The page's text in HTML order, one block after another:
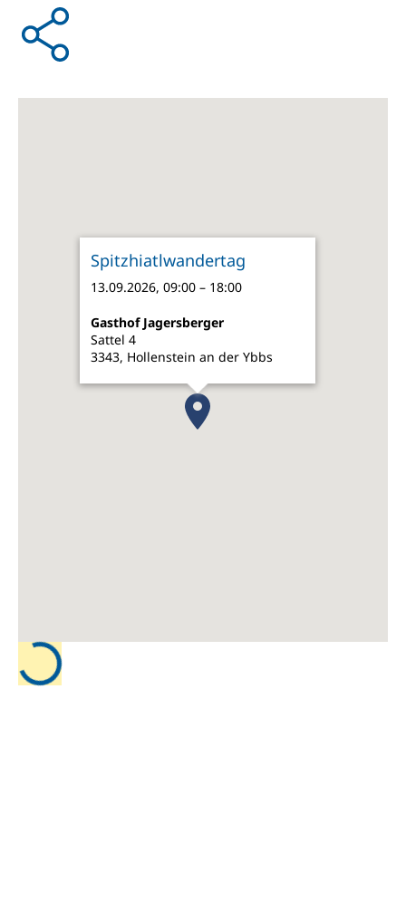
Spitzhiatlwandertag
13.09.2026, 09:00 – 18:00
Gasthof Jagersberger
Sattel 4
3343, Hollenstein an der Ybbs